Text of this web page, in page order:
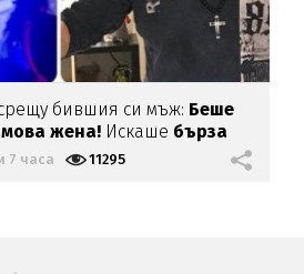
бившия си мъж: Беше
жена! Искаше бърза
7 часа 11295